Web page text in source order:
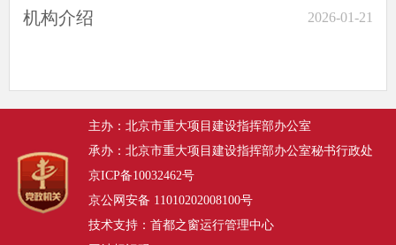
机构介绍 2026-01-21
主办：北京市重大项目建设指挥部办公室
承办：北京市重大项目建设指挥部办公室秘书行政处
京ICP备10032462号
京公网安备 11010202008100号
技术支持：首都之窗运行管理中心